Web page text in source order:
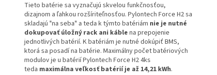
Tieto batérie sa vyznačujú skvelou funkčnosťou,
dizajnom a ľahkou rozšíriteľnosťou. Pylontech Force H2 sa
skladajú "na seba" a teda k týmto batériám nie je nutné
dokupovať úložný rack ani káble na prepojenie
jednotlivých batérií. K batériám je nutné dokúpiť BMS,
ktorá sa posadí na batérie. Maximálny počet batériových
modulov je u batérií Pylontech Force H2 4ks
teda maximálna veľkosť batérií je až 14,21 kWh.